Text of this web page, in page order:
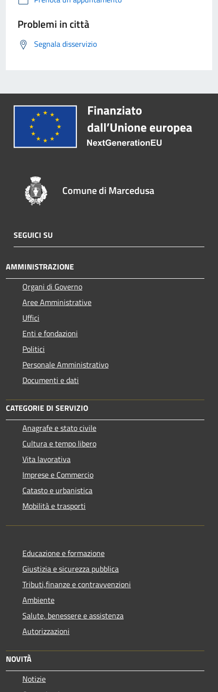
Problemi in città
Segnala disservizio
Comune di Marcedusa
SEGUICI SU
AMMINISTRAZIONE
Organi di Governo
Aree Amministrative
Uffici
Enti e fondazioni
Politici
Personale Amministrativo
Documenti e dati
CATEGORIE DI SERVIZIO
Anagrafe e stato civile
Cultura e tempo libero
Vita lavorativa
Imprese e Commercio
Catasto e urbanistica
Mobilità e trasporti
Educazione e formazione
Giustizia e sicurezza pubblica
Tributi,finanze e contravvenzioni
Ambiente
Salute, benessere e assistenza
Autorizzazioni
NOVITÀ
Notizie